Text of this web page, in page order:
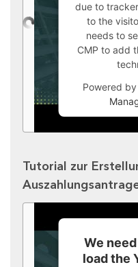
due to
to the
needs to
CMP to add
Powered by
Tutorial zur
We
load the